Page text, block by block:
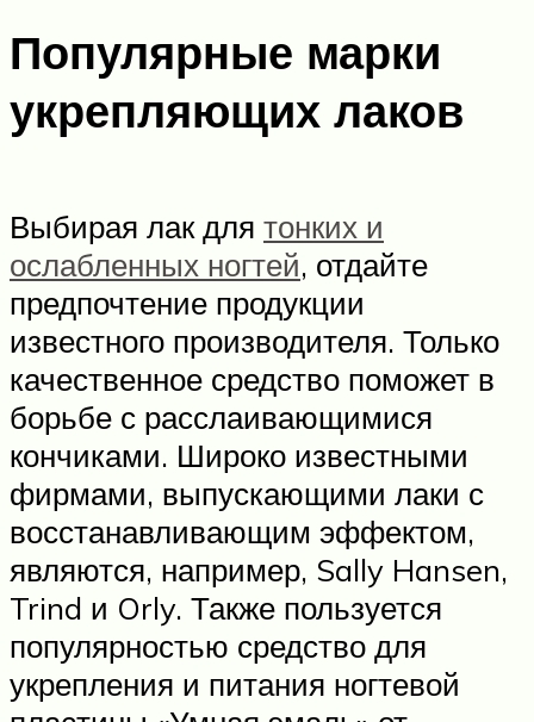
Популярные марки
укрепляющих лаков
Выбирая лак для тонких и
ослабленных ногтей, отдайте
предпочтение продукции
известного производителя. Только
качественное средство поможет в
борьбе с расслаивающимися
кончиками. Широко известными
фирмами, выпускающими лаки с
восстанавливающим эффектом,
являются, например, Sally Hansen,
Trind и Orly. Также пользуется
популярностью средство для
укрепления и питания ногтевой